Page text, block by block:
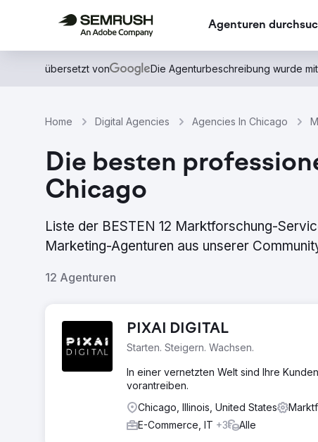
Agenturen
übersetzt von Die Agenturbeschreibung wurde
Home Digital Agencies Agencies In Chicago
Die besten
Chicago
Liste der BESTEN 12 Marktforschung-
Marketing-Agenturen aus unserer
12 Agenturen
PIXAI DIGITAL
Starten. Steigern. Wachsen.
In einer vernetzten Welt sind Ihre
vorantreiben.
Chicago, Illinois, United States
E-Commerce, IT +3 Alle